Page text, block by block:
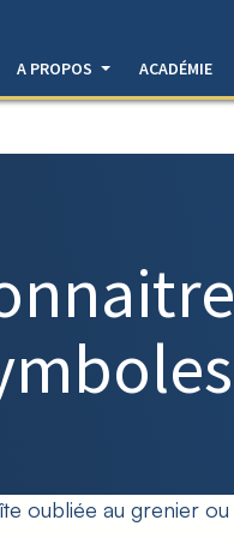
A PROPOS ACADÉMIE
oubliée au grenier